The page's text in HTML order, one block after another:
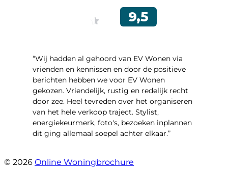
“Wij hadden al gehoord van EV Wonen via
vrienden en kennissen en door de positieve
berichten hebben we voor EV Wonen
gekozen. Vriendelijk, rustig en redelijk recht
door zee. Heel tevreden over het organiseren
van het hele verkoop traject. Stylist,
energiekeurmerk, foto's, bezoeken inplannen
dit ging allemaal soepel achter elkaar.”
© 2026 Online Woningbrochure